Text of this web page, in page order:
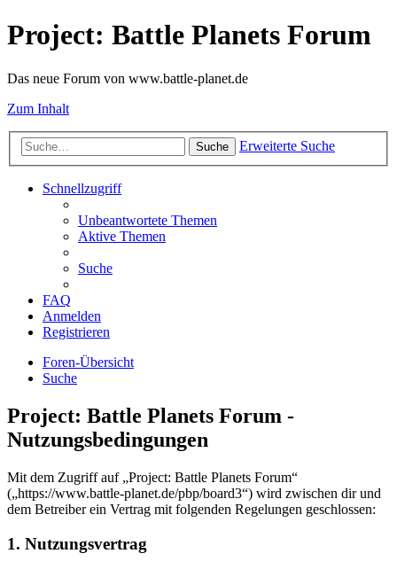
Project: Battle Planets Forum
Das neue Forum von www.battle-planet.de
Zum Inhalt
Suche Erweiterte Suche
Schnellzugriff
Unbeantwortete Themen
Aktive Themen
Suche
FAQ
Anmelden
Registrieren
Foren-Übersicht
Suche
Project: Battle Planets Forum -
Nutzungsbedingungen
Mit dem Zugriff auf „Project: Battle Planets Forum“
(„https://www.battle-planet.de/pbp/board3“) wird zwischen dir und
dem Betreiber ein Vertrag mit folgenden Regelungen geschlossen:
1. Nutzungsvertrag